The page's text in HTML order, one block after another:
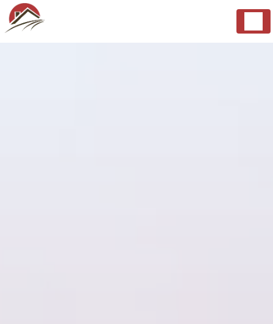
Panneau de gestion des cookies